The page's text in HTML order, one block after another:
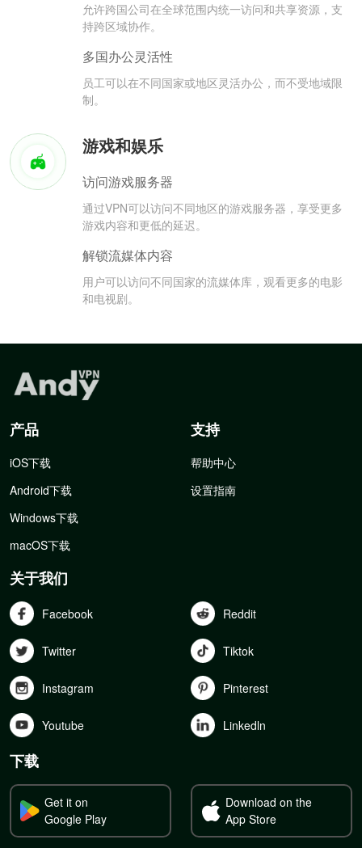
允许跨国公司在全球范围内统一访问和共享资源，支
持跨区域协作。
多国办公灵活性
员工可以在不同国家或地区灵活办公，而不受地域限
制。
游戏和娱乐
访问游戏服务器
通过VPN可以访问不同地区的游戏服务器，享受更多
游戏内容和更低的延迟。
解锁流媒体内容
用户可以访问不同国家的流媒体库，观看更多的电影
和电视剧。
产品
iOS下载
Android下载
Windows下载
macOS下载
支持
帮助中心
设置指南
关于我们
Facebook Reddit
Twitter Tiktok
Instagram Pinterest
Youtube Linkedln
下载
Get it on
Google Play
Download on the
App Store